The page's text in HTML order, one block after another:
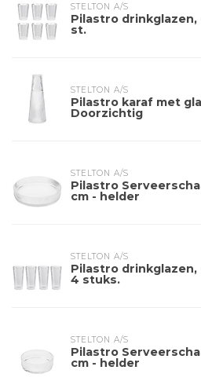
STELTON A/S
Pilastro drinkglazen,
st.
STELTON A/S
Pilastro karaf met
Doorzichtig
STELTON A/S
Pilastro
cm - helder
STELTON A/S
Pilastro drinkglazen,
4 stuks.
STELTON A/S
Pilastro
cm - helder